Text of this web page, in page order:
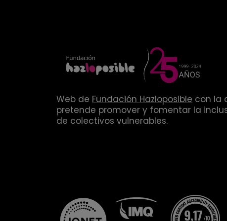
Web de Fundación Hazloposible con la
pretende promover y fomentar la
de colectivos vulnerables.